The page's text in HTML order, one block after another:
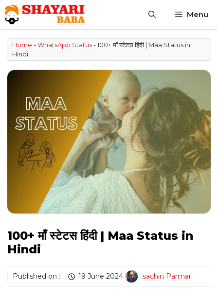
Skip
to
content
Menu
Home -WhatsApp Status-100+ माँ स्टेटस हिंदी | Maa Status in
Hindi
100+ माँ स्टेटस हिंदी | Maa Status in
Hindi
Published on : 19 June 2024 sachin Parmar